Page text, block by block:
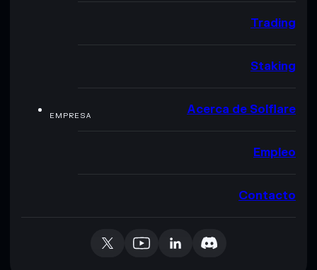
Trading
Staking
EMPRESA Acerca de Solflare
Empleo
Contacto